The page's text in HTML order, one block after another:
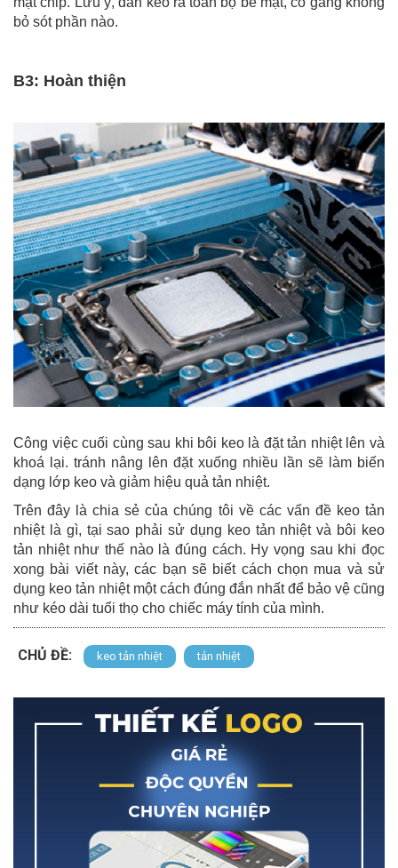
bỏ sót phần nào.
B3: Hoàn thiện
Công việc cuối cùng sau khi bôi keo là đặt tản nhiệt lên và
khoá lại. tránh nâng lên đặt xuống nhiều lần sẽ làm biến
dạng lớp keo và giảm hiệu quả tản nhiệt.
Trên đây là chia sẻ của chúng tôi về các vấn đề keo tản
nhiệt là gì, tại sao phải sử dụng keo tản nhiệt và bôi keo
tản nhiệt như thế nào là đúng cách. Hy vọng sau khi đọc
xong bài viết này, các bạn sẽ biết cách chọn mua và sử
dụng keo tản nhiệt một cách đúng đắn nhất để bảo vệ cũng
như kéo dài tuổi thọ cho chiếc máy tính của mình.
CHỦ ĐỀ: keo tản nhiệt tản nhiệt